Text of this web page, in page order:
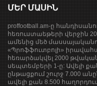
ՄԵՐ ՄԱՍԻՆ
proffootball.am-ը
հեռուստաեթերի վերջին
ամենից մեծ
«Պրոֆֆուտբոլի»
հեռարձակվել 2000
սեպտեմբերի 1-ը: Ավելի
ընթացքում շուրջ 7.000
ավելի քան 8.500